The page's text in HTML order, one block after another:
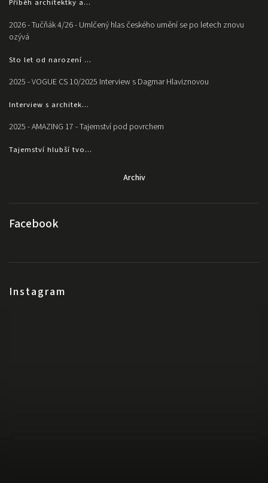
Příběh architektky a...
2026 - Tučňák 4/26 - Umlčený hlas českého umění se po letech znovu
ozývá
Sto let od narození ...
2025 - VOGUE CS 10/2025 Interview s Dagmar Hlaviznovou
Interview s architek...
2025 - AMAZING 17 - Tajemství pod povrchem
Tajemství hlubší tvo...
Archiv
Facebook
Instagram